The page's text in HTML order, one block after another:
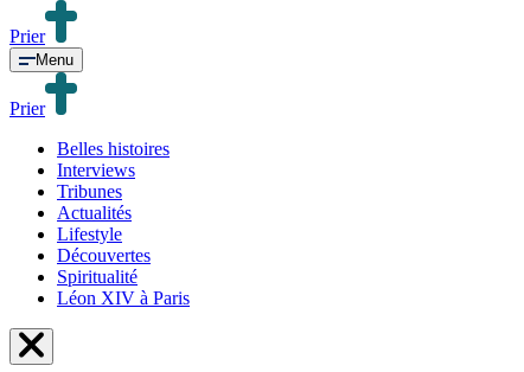
Prier
Menu
Prier
Belles histoires
Interviews
Tribunes
Actualités
Lifestyle
Découvertes
Spiritualité
Léon XIV à Paris